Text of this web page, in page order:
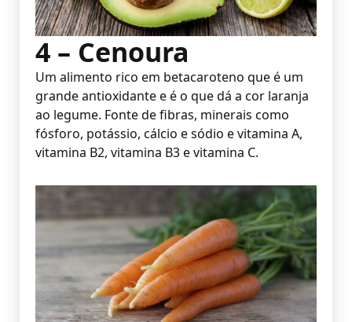
4 – Cenoura
Um alimento rico em betacaroteno que é um
grande antioxidante e é o que dá a cor laranja
ao legume. Fonte de fibras, minerais como
fósforo, potássio, cálcio e sódio e vitamina A,
vitamina B2, vitamina B3 e vitamina C.